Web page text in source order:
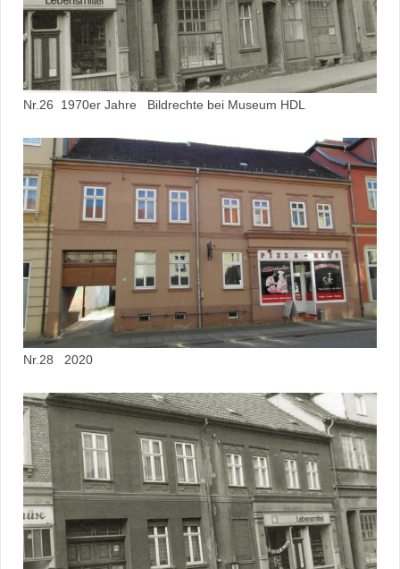
Nr.26 1970er Jahre Bildrechte bei Museum HDL
Nr.28 2020